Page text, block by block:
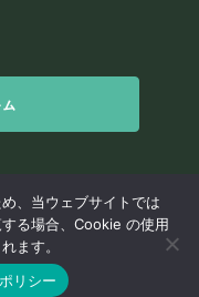
おり、Googleの プライ
用されます。
Reserved.
エントリーフォーム
、当ウェブサイトでは
る場合、Cookie の使用
ます。
リシー